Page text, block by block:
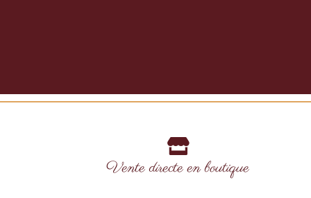
Vente directe en boutique